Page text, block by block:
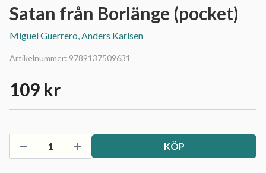
Satan från Borlänge (pocket)
Miguel Guerrero, Anders Karlsen
Artikelnummer: 9789137509631
109 kr
KÖP